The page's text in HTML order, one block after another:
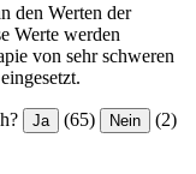
den Werten der
Werte werden
von sehr schweren
Ja (65) Nein (2)